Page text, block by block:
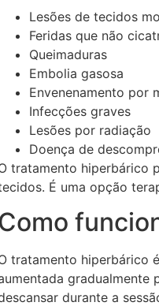
Lesões de tecidos
Feridas que não
Queimaduras
Embolia gasosa
Envenenamento por
Infecções graves
Lesões por radiação
Doença de
tratamento hiperbárico
É uma opção
tratamento hiperbárico
gradualmente
durante a